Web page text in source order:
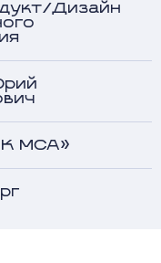
Дизайн
МСА»